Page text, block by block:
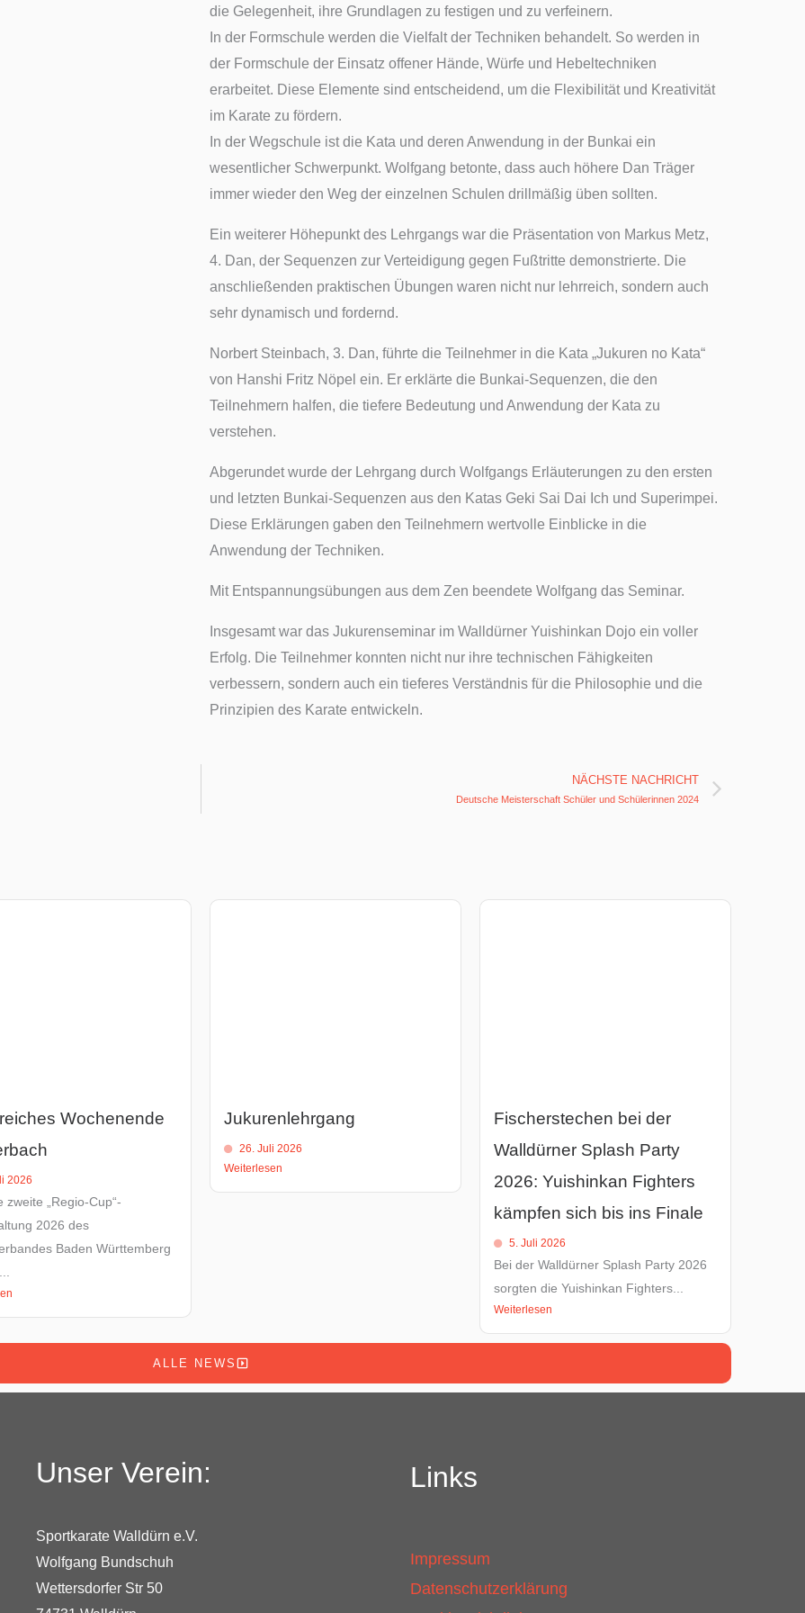
die Gelegenheit, ihre Grundlagen zu festigen und zu verfeinern.
In der Formschule werden die Vielfalt der Techniken behandelt. So werden in
der Formschule der Einsatz offener Hände, Würfe und Hebeltechniken
erarbeitet. Diese Elemente sind entscheidend, um die Flexibilität und Kreativität
im Karate zu fördern.
In der Wegschule ist die Kata und deren Anwendung in der Bunkai ein
wesentlicher Schwerpunkt. Wolfgang betonte, dass auch höhere Dan Träger
immer wieder den Weg der einzelnen Schulen drillmäßig üben sollten.
Ein weiterer Höhepunkt des Lehrgangs war die Präsentation von Markus Metz,
4. Dan, der Sequenzen zur Verteidigung gegen Fußtritte demonstrierte. Die
anschließenden praktischen Übungen waren nicht nur lehrreich, sondern auch
sehr dynamisch und fordernd.
Norbert Steinbach, 3. Dan, führte die Teilnehmer in die Kata „Jukuren no Kata“
von Hanshi Fritz Nöpel ein. Er erklärte die Bunkai-Sequenzen, die den
Teilnehmern halfen, die tiefere Bedeutung und Anwendung der Kata zu
verstehen.
Abgerundet wurde der Lehrgang durch Wolfgangs Erläuterungen zu den ersten
und letzten Bunkai-Sequenzen aus den Katas Geki Sai Dai Ich und Superimpei.
Diese Erklärungen gaben den Teilnehmern wertvolle Einblicke in die
Anwendung der Techniken.
Mit Entspannungsübungen aus dem Zen beendete Wolfgang das Seminar.
Insgesamt war das Jukurenseminar im Walldürner Yuishinkan Dojo ein voller
Erfolg. Die Teilnehmer konnten nicht nur ihre technischen Fähigkeiten
verbessern, sondern auch ein tieferes Verständnis für die Philosophie und die
Prinzipien des Karate entwickeln.
NÄCHSTE NACHRICHT
Deutsche Meisterschaft Schüler und Schülerinnen 2024
Wochenende
2026
zweite „Regio-Cup“-
2026 des
Baden Württemberg
Jukurenlehrgang
26. Juli 2026
Weiterlesen
Fischerstechen bei der
Walldürner Splash Party
2026: Yuishinkan Fighters
kämpfen sich bis ins Finale
5. Juli 2026
Bei der Walldürner Splash Party 2026
sorgten die Yuishinkan Fighters...
Weiterlesen
ALLE NEWS
Unser Verein:
Sportkarate Walldürn e.V.
Wolfgang Bundschuh
Wettersdorfer Str 50
Links
Impressum
Datenschutzerklärung